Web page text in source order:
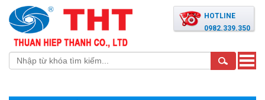
HOTLINE
0982.339.350
Toggle